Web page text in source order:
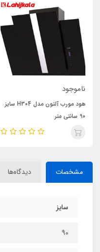
ناموجود
هود مورب آلتون مدل H304 سایز
90 سانتی متر
مشخصات دیدگاه‌ها
سایز
90